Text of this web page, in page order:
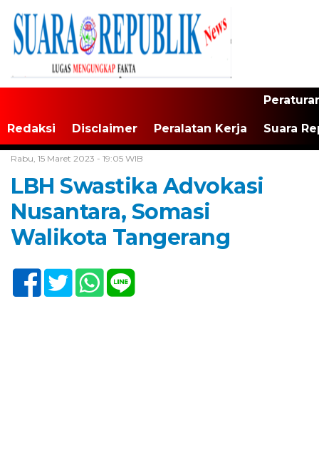
Redaksi Disclaimer Peralatan Kerja Suara
Rabu, 15 Maret 2023 - 19:05 WIB
LBH Swastika Advokasi
Nusantara, Somasi
Walikota Tangerang